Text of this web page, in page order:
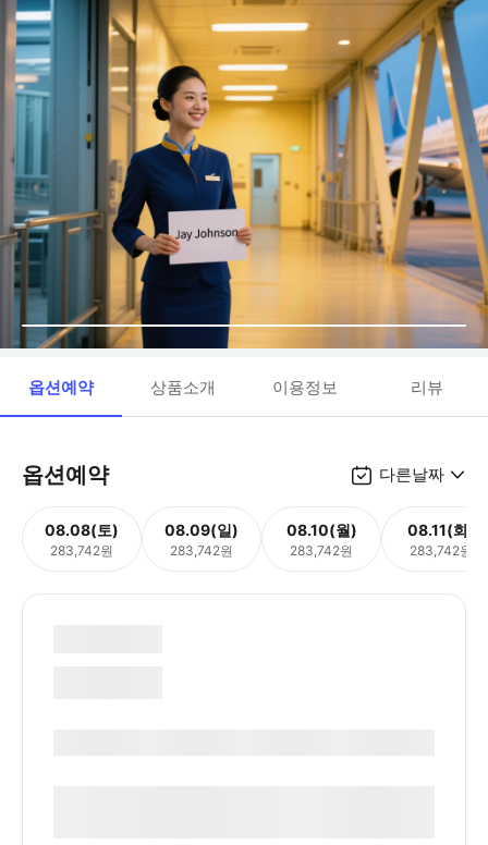
옵션예약 상품소개 이용정보 리뷰
옵션예약 다른날짜
08.08(토)
283,742원
08.09(일)
283,742원
08.10(월)
283,742원
08.11(화)
283,742원